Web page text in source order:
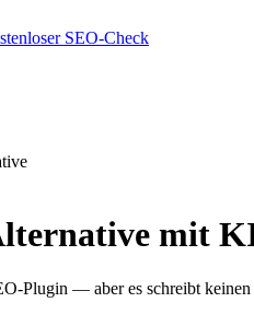
SEO-Check
mit
Plugin — aber es schreibt